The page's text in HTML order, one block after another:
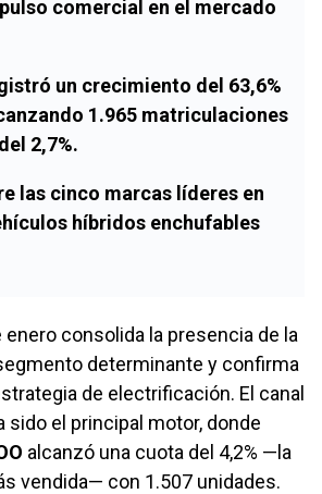
comercial en el mercado
un crecimiento del 63,6%
1.965 matriculaciones
2,7%.
las cinco marcas líderes en
híbridos enchufables
consolida la presencia de la
determinante y confirma
de electrificación. El canal
sido el principal motor, donde
alcanzó una cuota del 4,2% —la
vendida— con 1.507 unidades.